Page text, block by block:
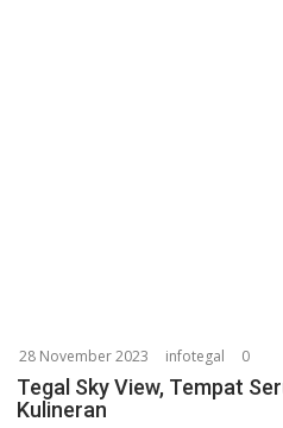
28 November 2023 infotegal 0
Tegal Sky View, Tempat
Kulineran